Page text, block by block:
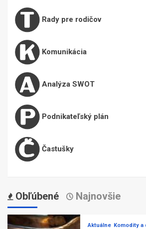
Rady pre rodičov
Komunikácia
Analýza SWOT
Podnikateľský plán
Častušky
Obľúbené Najnovšie
Aktuálne Komodity a